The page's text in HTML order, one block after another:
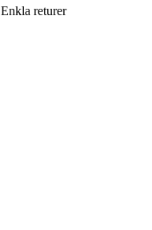
Enkla returer